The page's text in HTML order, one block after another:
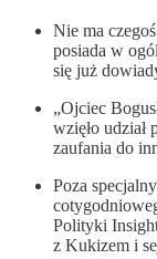
Nie ma
posiada w
się już
„Ojciec
wzięło udział
zaufania do
Poza
Polityki
z Kukizem i